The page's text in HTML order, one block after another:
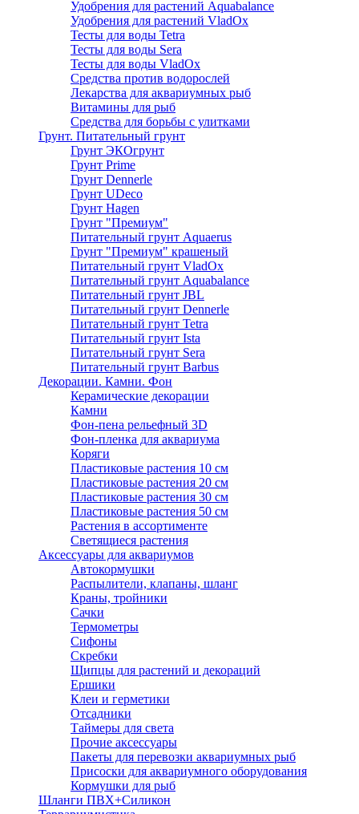
Удобрения для растений Aquabalance
Удобрения для растений VladOx
Тесты для воды Tetra
Тесты для воды Sera
Тесты для воды VladOx
Средства против водорослей
Лекарства для аквариумных рыб
Витамины для рыб
Средства для борьбы с улитками
Грунт. Питательный грунт
Грунт ЭКОгрунт
Грунт Prime
Грунт Dennerle
Грунт UDeco
Грунт Hagen
Грунт "Премиум"
Питательный грунт Aquaerus
Грунт "Премиум" крашеный
Питательный грунт VladOx
Питательный грунт Aquabalance
Питательный грунт JBL
Питательный грунт Dennerle
Питательный грунт Tetra
Питательный грунт Ista
Питательный грунт Sera
Питательный грунт Barbus
Декорации. Камни. Фон
Керамические декорации
Камни
Фон-пена рельефный 3D
Фон-пленка для аквариума
Коряги
Пластиковые растения 10 см
Пластиковые растения 20 см
Пластиковые растения 30 см
Пластиковые растения 50 см
Растения в ассортименте
Светящиеся растения
Аксессуары для аквариумов
Автокормушки
Распылители, клапаны, шланг
Краны, тройники
Сачки
Термометры
Сифоны
Скребки
Щипцы для растений и декораций
Ершики
Клеи и герметики
Отсадники
Таймеры для света
Прочие аксессуары
Пакеты для перевозки аквариумных рыб
Присоски для аквариумного оборудования
Кормушки для рыб
Шланги ПВХ+Силикон